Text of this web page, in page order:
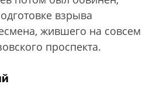
взрыва
жившего на совсем
проспекта.